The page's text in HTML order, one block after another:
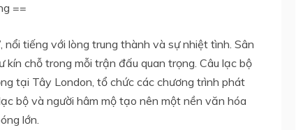
==
nổi tiếng với lòng trung thành và sự nhiệt tình. Sân
chỗ trong mỗi trận đấu quan trọng. Câu lạc bộ
tại Tây London, tổ chức các chương trình phát
bộ và người hâm mộ tạo nên một nền văn hóa
lớn.